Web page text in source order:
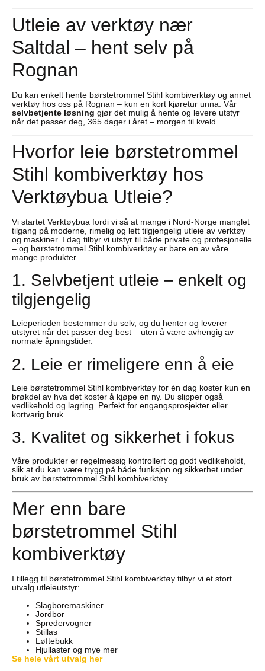
Utleie av verktøy nær
Saltdal – hent selv på
Rognan
Du kan enkelt hente børstetrommel Stihl kombiverktøy og annet
verktøy hos oss på Rognan – kun en kort kjøretur unna. Vår
selvbetjente løsning gjør det mulig å hente og levere utstyr
når det passer deg, 365 dager i året – morgen til kveld.
Hvorfor leie børstetrommel
Stihl kombiverktøy hos
Verktøybua Utleie?
Vi startet Verktøybua fordi vi så at mange i Nord-Norge manglet
tilgang på moderne, rimelig og lett tilgjengelig utleie av verktøy
og maskiner. I dag tilbyr vi utstyr til både private og profesjonelle
– og børstetrommel Stihl kombiverktøy er bare en av våre
mange produkter.
1. Selvbetjent utleie – enkelt og
tilgjengelig
Leieperioden bestemmer du selv, og du henter og leverer
utstyret når det passer deg best – uten å være avhengig av
normale åpningstider.
2. Leie er rimeligere enn å eie
Leie børstetrommel Stihl kombiverktøy for én dag koster kun en
brøkdel av hva det koster å kjøpe en ny. Du slipper også
vedlikehold og lagring. Perfekt for engangsprosjekter eller
kortvarig bruk.
3. Kvalitet og sikkerhet i fokus
Våre produkter er regelmessig kontrollert og godt vedlikeholdt,
slik at du kan være trygg på både funksjon og sikkerhet under
bruk av børstetrommel Stihl kombiverktøy.
Mer enn bare
børstetrommel Stihl
kombiverktøy
I tillegg til børstetrommel Stihl kombiverktøy tilbyr vi et stort
utvalg utleieutstyr:
Slagboremaskiner
Jordbor
Spredervogner
Stillas
Løftebukk
Hjullaster og mye mer
Se hele vårt utvalg her